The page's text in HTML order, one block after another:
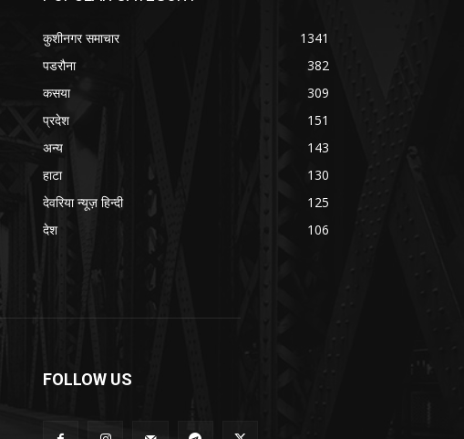
कुशीनगर समाचार
1341
पडरौना
382
कसया
309
प्रदेश
151
अन्य
143
हाटा
130
देवरिया न्यूज़ हिन्दी
125
देश
106
FOLLOW US